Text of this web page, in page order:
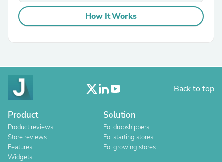
How It Works
Back to top
Product
Product reviews
Store reviews
Features
Widgets
Solution
For dropshippers
For starting stores
For growing stores